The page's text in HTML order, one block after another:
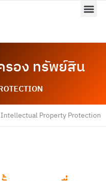
รอง ทรัพย์สิน
Intellectual Property Protection